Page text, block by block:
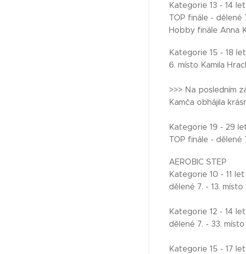
Kategorie 13 - 14 let
TOP finále - dělené
Hobby finále Anna
Kategorie 15 - 18
6. místo Kamila
>>> Na posledním
Kamča obhájila
Kategorie 19 - 29
TOP finále - dělené
AEROBIC STEP
Kategorie 10 - 11 let
dělené 7. - 13.
Kategorie 12 - 14 let
dělené 7. - 33.
Kategorie 15 - 17 let